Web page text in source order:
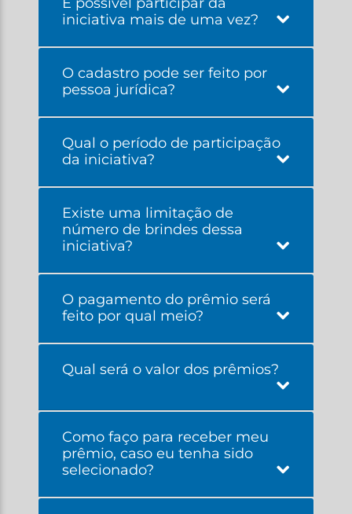
iniciativa mais de uma vez?
O cadastro pode ser feito por
pessoa jurídica?
Qual o período de participação
da iniciativa?
Existe uma limitação de
número de brindes dessa
iniciativa?
O pagamento do prêmio será
feito por qual meio?
Qual será o valor dos prêmios?
Como faço para receber meu
prêmio, caso eu tenha sido
selecionado?